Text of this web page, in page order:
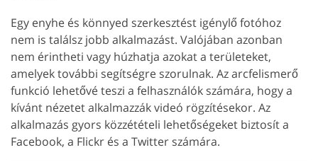
Egy enyhe és könnyed szerkesztést igénylő fotóhoz
nem is találsz jobb alkalmazást. Valójában azonban
nem érintheti vagy húzhatja azokat a területeket,
amelyek további segítségre szorulnak. Az arcfelismerő
funkció lehetővé teszi a felhasználók számára, hogy a
kívánt nézetet alkalmazzák videó rögzítésekor. Az
alkalmazás gyors közzétételi lehetőségeket biztosít a
Facebook, a Flickr és a Twitter számára.